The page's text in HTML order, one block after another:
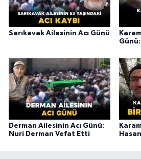
Sarıkavak Ailesinin Acı Günü
Derman Ailesinin Acı Günü:
Nuri Derman Vefat Etti